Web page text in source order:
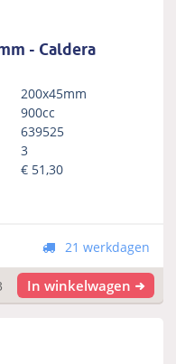
- Caldera
200x45mm
900cc
639525
3
€ 51,30
21 werkdagen
In winkelwagen